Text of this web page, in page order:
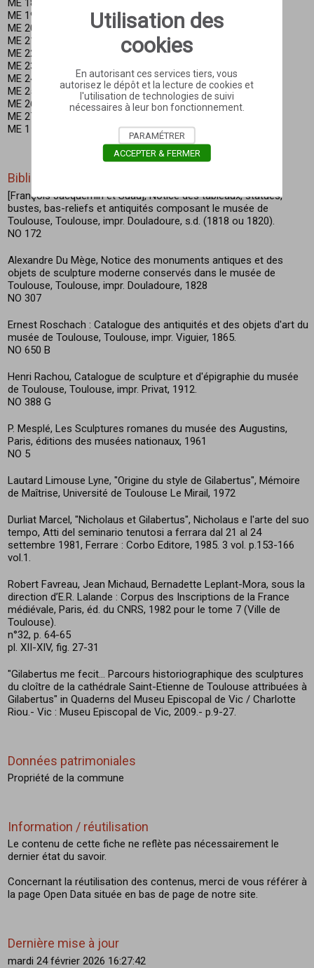
ME 18 Grecque et ruban
ME 19 Saint Jacques le Mineur
ME 20 Rinceaux
ME 21 Palmettes en fleurons et grecque
ME 22 Saint André
ME 23 Grecque et ruban
ME 24 Apôtres indéterminés
ME 25 Lions et athlète dans des rinceaux
ME 26 Palmettes
ME 27 Monstres
ME 1 Apôtres indéterminés
Bibliographie
[François Jacquemin et Suau], Notice des tableaux, statues,
bustes, bas-reliefs et antiquités composant le musée de
Toulouse, Toulouse, impr. Douladoure, s.d. (1818 ou 1820).
NO 172
Alexandre Du Mège, Notice des monuments antiques et des
objets de sculpture moderne conservés dans le musée de
Toulouse, Toulouse, impr. Douladoure, 1828
NO 307
Ernest Roschach : Catalogue des antiquités et des objets d'art du
musée de Toulouse, Toulouse, impr. Viguier, 1865.
NO 650 B
Henri Rachou, Catalogue de sculpture et d'épigraphie du musée
de Toulouse, Toulouse, impr. Privat, 1912.
NO 388 G
P. Mesplé, Les Sculptures romanes du musée des Augustins,
Paris, éditions des musées nationaux, 1961
NO 5
Lautard Limouse Lyne, "Origine du style de Gilabertus", Mémoire
de Maîtrise, Université de Toulouse Le Mirail, 1972
Durliat Marcel, "Nicholaus et Gilabertus", Nicholaus e l'arte del suo
tempo, Atti del seminario tenutosi a ferrara dal 21 al 24
settembre 1981, Ferrare : Corbo Editore, 1985. 3 vol. p.153-166
vol.1.
Robert Favreau, Jean Michaud, Bernadette Leplant-Mora, sous la
direction d’E.R. Lalande : Corpus des Inscriptions de la France
médiévale, Paris, éd. du CNRS, 1982 pour le tome 7 (Ville de
Toulouse).
n°32, p. 64-65
pl. XII-XIV, fig. 27-31
"Gilabertus me fecit... Parcours historiographique des sculptures
du cloître de la cathédrale Saint-Etienne de Toulouse attribuées à
Gilabertus" in Quaderns del Museu Episcopal de Vic / Charlotte
Riou.- Vic : Museu Episcopal de Vic, 2009.- p.9-27.
Données patrimoniales
Propriété de la commune
Information / réutilisation
Le contenu de cette fiche ne reflète pas nécessairement le
dernier état du savoir.
Concernant la réutilisation des contenus, merci de vous référer à
la page Open Data située en bas de page de notre site.
Dernière mise à jour
mardi 24 février 2026 16:27:42
Utilisation des
cookies
En autorisant ces services tiers, vous
autorisez le dépôt et la lecture de cookies et
l'utilisation de technologies de suivi
nécessaires à leur bon fonctionnement.
PARAMÉTRER
ACCEPTER & FERMER